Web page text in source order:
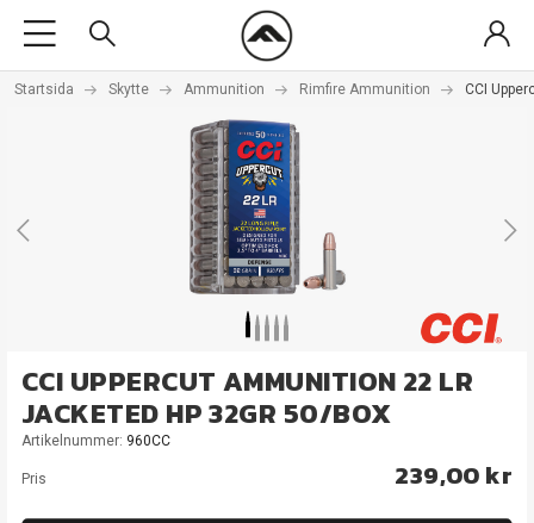
Startsida Skytte Ammunition Rimfire Ammunition CCI
CCI UPPERCUT AMMUNITION 22 LR
JACKETED HP 32GR 50/BOX
Artikelnummer: 960CC
Pris 239,00 kr